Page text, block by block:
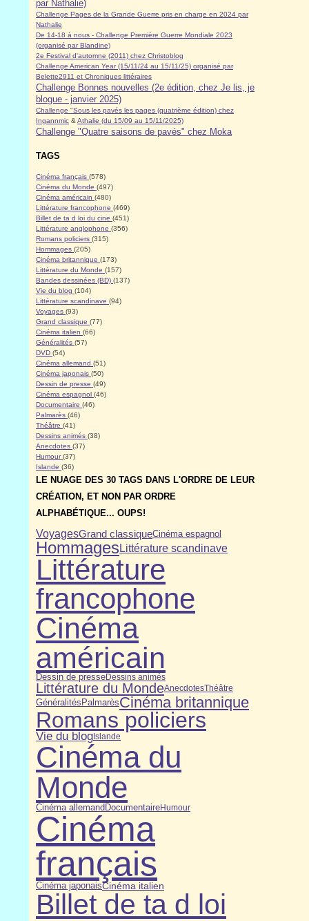
par Nathalie)
Challenge Pages de la Grande Guerre pris en charge en 2024 par
Nathalie
De 14-18 à nous - Challenge Première Guerre Mondiale 2023
(organisé par Blandine)
2e Festival d'automne (2011) chez Christoblog
Challenge American Year (15/11/24 au 15/11/25) organisé par
Belette2911 et Chroniques littéraires
Challenge Bonnes nouvelles (2e édition, chez Je lis, je
blogue - janvier 2025)
Challenge "Sous les pavés les pages (quatrième édition) chez
Ingannmic & Athalie (du 15/09 au 15/11/2025)
Challenge "Quatre saisons de pavés" chez Moka
TAGS
Cinéma français (578)
Cinéma du Monde (497)
Cinéma américain (480)
Littérature francophone (469)
Billet de ta d loi du cine (451)
Littérature anglophone (356)
Romans policiers (315)
Hommages (205)
Cinéma britannique (173)
Littérature du Monde (157)
Bandes dessinées (BD) (137)
Vie du blog (104)
Littérature scandinave (94)
Voyages (93)
Grand classique (77)
Cinéma italien (66)
Généralités (57)
DVD (54)
Cinéma allemand (51)
Cinéma japonais (50)
Dessin de presse (49)
Cinéma espagnol (46)
Documentaire (46)
Palmarès (46)
Théâtre (41)
Dessins animés (38)
Anecdotes (37)
Humour(37)
Islande (36)
LE NUAGE DES 30 TAGS DANS L'ORDRE DE LEUR
CRÉATION, ET NON PAR ORDRE
ALPHABÉTIQUE... OUPS!
VoyagesGrand classiqueCinéma espagnol
HommagesLittérature scandinave
Littérature
francophone
Cinéma
américain
Dessin de presseDessins animés
Littérature du MondeAnecdotesThéâtre
Généralités PalmarèsCinéma britannique
Romans policiers
Vie du blog Islande
Cinéma du
Monde
Cinéma allemand DocumentaireHumour
Cinéma
français
Cinéma japonaisCinéma italien
Billet de ta d loi